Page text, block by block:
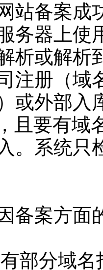
站备案成
务器上使
析或解析
注册（域
或外部入
且要有域
。系统只
备案方面
部分域